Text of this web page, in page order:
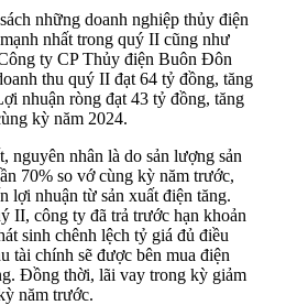
những doanh nghiệp thủy điện
nhất trong quý II cũng như
ty CP Thủy điện Buôn Đôn
thu quý II đạt 64 tỷ đồng, tăng
nhuận ròng đạt 43 tỷ đồng, tăng
kỳ năm 2024.
nguyên nhân là do sản lượng sản
70% so vớ cùng kỳ năm trước,
lợi nhuận từ sản xuất điện tăng.
II, công ty đã trả trước hạn khoản
sinh chênh lệch tỷ giá đủ điều
tài chính sẽ được bên mua điện
Đồng thời, lãi vay trong kỳ giảm
năm trước.